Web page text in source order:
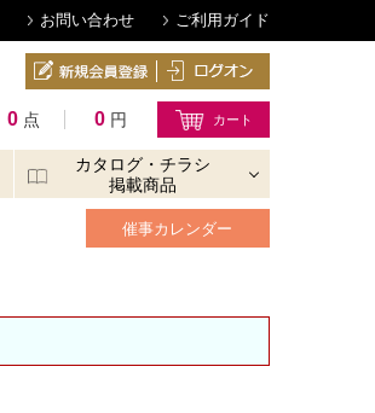
お問い合わせ ご利用ガイド
0 点 0 円
カタログ・チラシ
掲載商品
催事カレンダー